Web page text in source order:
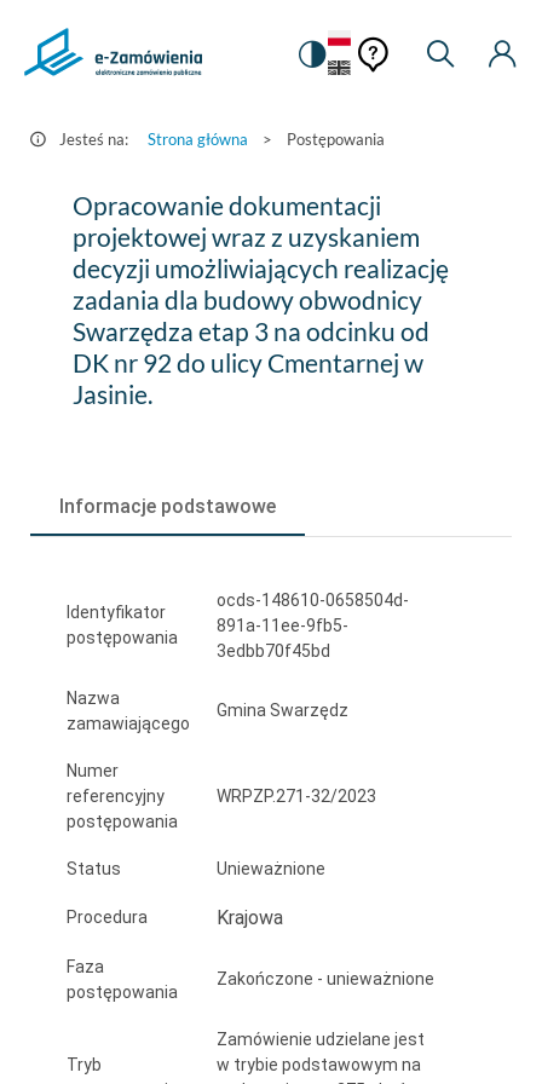
Postępowania
Zamówienia.gov.pl
Zmiana
na
kontrastową
Pomoc
kontekstowa
Pomoc
Moje
Jesteś na: Strona główna > Postępowania
Opracowanie
dokumentacji
projektowej
wraz
uzyskaniem
realizację
dla
budowy
obwodnicy
Swarzędza
etap
odcinku
od
DK
Opracowanie dokumentacji
projektowej wraz z uzyskaniem
decyzji umożliwiających realizację
zadania dla budowy obwodnicy
Swarzędza etap 3 na odcinku od
DK nr 92 do ulicy Cmentarnej w
Jasinie.
Informacje podstawowe
Identyfikator
postępowania
ocds-148610-0658504d-
891a-11ee-9fb5-
3edbb70f45bd
Nazwa
zamawiającego
Gmina Swarzędz
Numer
referencyjny
postępowania
WRPZP.271-32/2023
Status Unieważnione
Procedura Krajowa
Faza
postępowania
Zakończone - unieważnione
Tryb
Zamówienie udzielane jest
w trybie podstawowym na